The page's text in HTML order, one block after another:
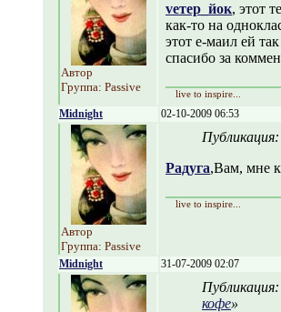
Автор
Группа: Passive
vетер_йок, этот
как-то на
этот е-маил ей
спасибо за
live to inspire...
Midnight 02-10-2009 06:53
Автор
Группа: Passive
Радуга,Вам, мне
live to inspire...
Midnight 31-07-2009 02:07
кофе»